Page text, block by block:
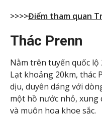
>>>>Điểm tham quan
Thác Prenn
Nằm trên tuyến quốc lộ
Lạt khoảng 20km, thác
dịu, duyên dáng với
một hồ nước nhỏ, xung
và muôn hoa khoe sắc.